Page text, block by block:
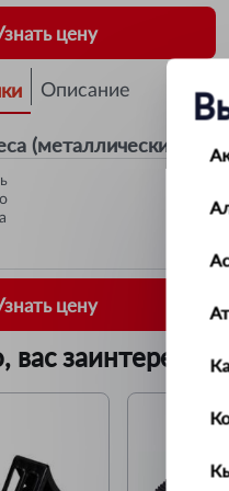
цену
Описание
(металлический)
цену
заинтересует